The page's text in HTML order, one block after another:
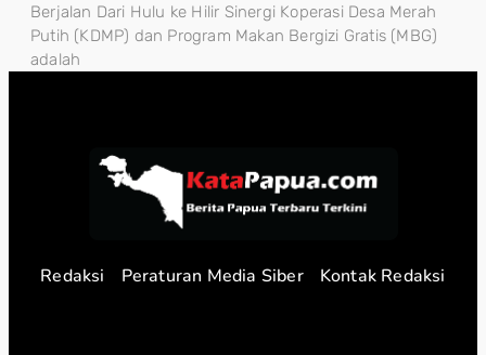
Berjalan Dari Hulu ke Hilir Sinergi Koperasi Desa Merah
Putih (KDMP) dan Program Makan Bergizi Gratis (MBG)
adalah
Redaksi Peraturan Media Siber Kontak Redaksi